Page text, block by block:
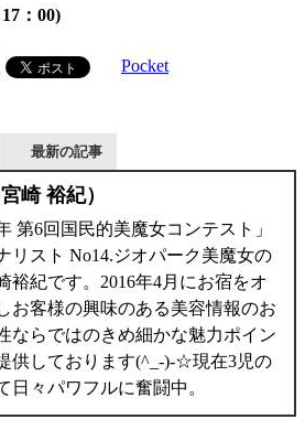
：00)
Pocket
最新の記事
崎 裕紀）
第6回国民的美魔女コンテスト」
リスト No14.ジオパーク美魔女の
裕紀です。2016年4月にお宿をオ
お客様の興味のある美容情報のお
ならではのきめ細かな魅力ポイン
供しております(^_-)-☆現在3児の
日々パワフルに奮闘中。